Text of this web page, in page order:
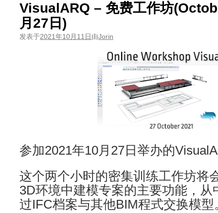
VisualARQ – 免费工作坊
月27日)
发表于2021年10月11日由Jorin
参加2021年10月27日举办的
这个两个小时的密集训练工作坊将
3D环境中建模专案的主要功能，从
过IFC档案与其他BIM程式交换模型